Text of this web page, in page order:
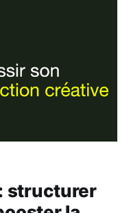
structurer